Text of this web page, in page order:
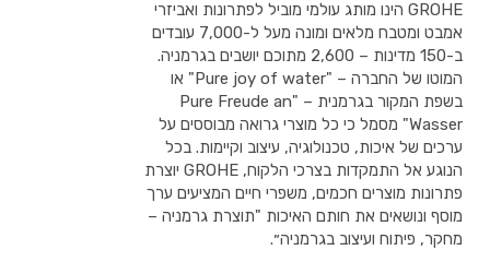
GROHE הינו מותג עולמי מוביל לפתרונות ואביזרי
אמבט ומטבח מלאים ומונה מעל ל-7,000 עובדים
ב-150 מדינות – 2,600 מתוכם יושבים בגרמניה.
המוטו של החברה – "Pure joy of water" או
בשפת המקור בגרמנית – "Pure Freude an
Wasser" מסמל כי כל מוצרי גרואה מבוססים על
ערכים של איכות, טכנולוגיה, עיצוב וקיימות. בכל
הנוגע אל התמקדות בצרכי הלקוח, GROHE יוצרת
פתרונות מוצרים חכמים, משפרי חיים המציעים ערך
מוסף ונושאים את חותם האיכות "תוצרת גרמניה –
מחקר, פיתוח ועיצוב בגרמניה״.